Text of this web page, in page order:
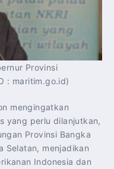
Provinsi
: maritim.go.id)
mengingatkan
yang perlu dilanjutkan,
Provinsi Bangka
Selatan, menjadikan
Indonesia dan